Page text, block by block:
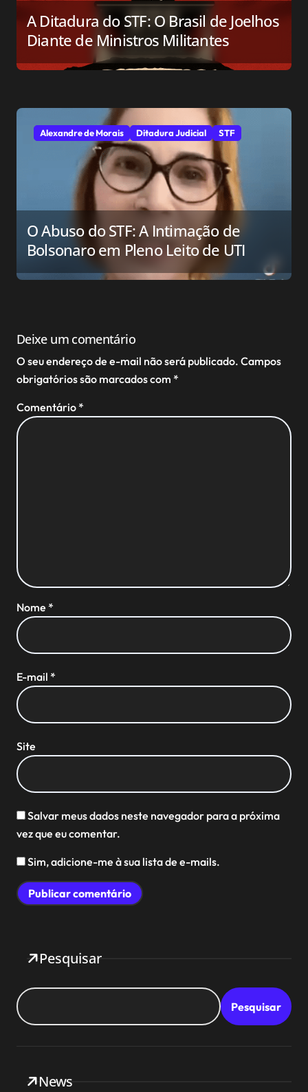
A Ditadura do STF: O Brasil de Joelhos
Diante de Ministros Militantes
Alexandre de Morais Ditadura Judicial STF
O Abuso do STF: A Intimação de
Bolsonaro em Pleno Leito de UTI
Deixe um comentário
O seu endereço de e-mail não será publicado. Campos
obrigatórios são marcados com *
Comentário*
Nome *
E-mail *
Site
Salvar meus dados neste navegador para a próxima
vez que eu comentar.
Sim, adicione-me à sua lista de e-mails.
Pesquisar
Pesquisar
News